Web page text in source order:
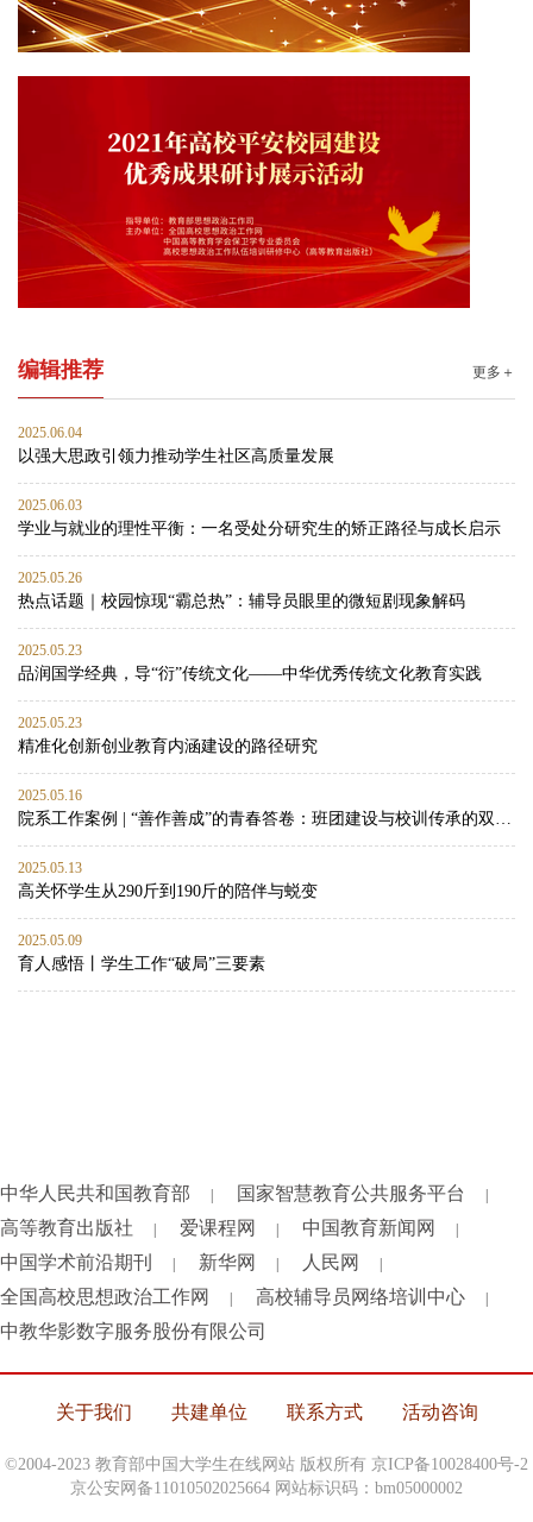
编辑推荐 更多＋
2025.06.04
以强大思政引领力推动学生社区高质量发展
2025.06.03
学业与就业的理性平衡：一名受处分研究生的矫正路径与成长启示
2025.05.26
热点话题｜校园惊现“霸总热”：辅导员眼里的微短剧现象解码
2025.05.23
品润国学经典，导“衍”传统文化——中华优秀传统文化教育实践
2025.05.23
精准化创新创业教育内涵建设的路径研究
2025.05.16
院系工作案例 | “善作善成”的青春答卷：班团建设与校训传承的双向赋能实践
2025.05.13
高关怀学生从290斤到190斤的陪伴与蜕变
2025.05.09
育人感悟丨学生工作“破局”三要素
中华人民共和国教育部 国家智慧教育公共服务平台
高等教育出版社 爱课程网 中国教育新闻网
中国学术前沿期刊 新华网 人民网
全国高校思想政治工作网 高校辅导员网络培训中心
中教华影数字服务股份有限公司
关于我们 共建单位 联系方式 活动咨询
©2004-2023 教育部中国大学生在线网站 版权所有 京ICP备10028400号-2
京公安网备11010502025664 网站标识码：bm05000002